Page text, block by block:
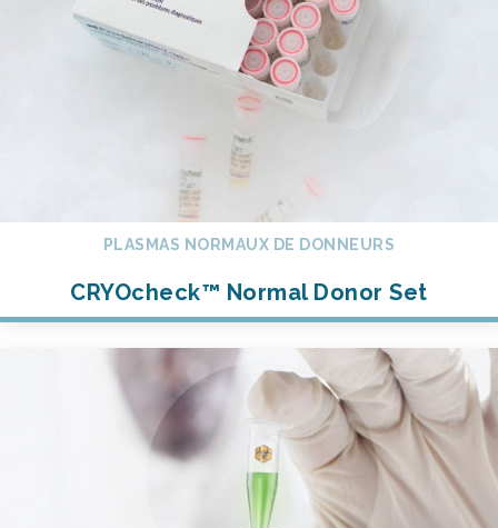
PLASMAS NORMAUX DE DONNEURS
CRYOcheck™ Normal Donor Set